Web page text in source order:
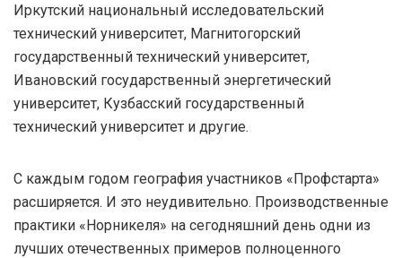
Иркутский национальный исследовательский
технический университет, Магнитогорский
государственный технический университет,
Ивановский государственный энергетический
университет, Кузбасский государственный
технический университет и другие.
С каждым годом география участников «Профстарта»
расширяется. И это неудивительно. Производственные
практики «Норникеля» на сегодняшний день одни из
лучших отечественных примеров полноценного